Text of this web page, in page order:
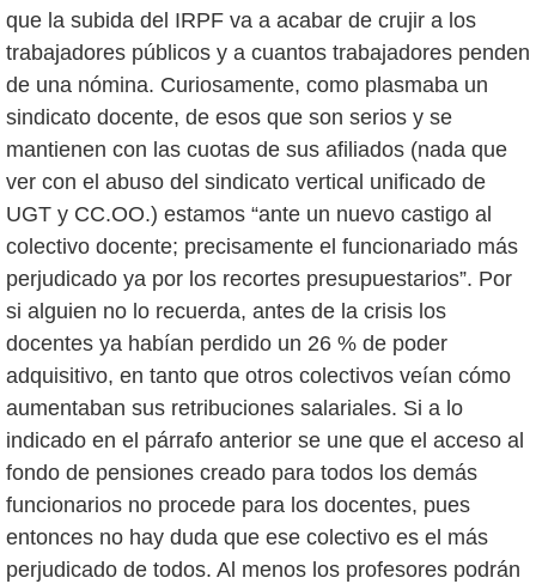
que la subida del IRPF va a acabar de crujir a los
trabajadores públicos y a cuantos trabajadores penden
de una nómina. Curiosamente, como plasmaba un
sindicato docente, de esos que son serios y se
mantienen con las cuotas de sus afiliados (nada que
ver con el abuso del sindicato vertical unificado de
UGT y CC.OO.) estamos “ante un nuevo castigo al
colectivo docente; precisamente el funcionariado más
perjudicado ya por los recortes presupuestarios”. Por
si alguien no lo recuerda, antes de la crisis los
docentes ya habían perdido un 26 % de poder
adquisitivo, en tanto que otros colectivos veían cómo
aumentaban sus retribuciones salariales. Si a lo
indicado en el párrafo anterior se une que el acceso al
fondo de pensiones creado para todos los demás
funcionarios no procede para los docentes, pues
entonces no hay duda que ese colectivo es el más
perjudicado de todos. Al menos los profesores podrán